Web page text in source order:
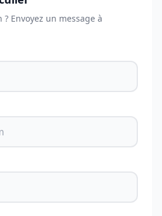
Envoyez un message à